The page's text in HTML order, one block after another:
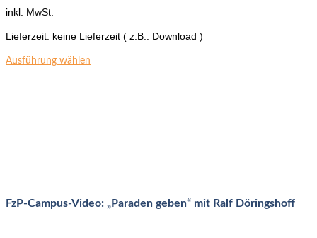
inkl. MwSt.
Lieferzeit: keine Lieferzeit ( z.B.: Download )
Ausführung wählen
der
FzP-Campus-Video: „Paraden geben“ mit Ralf Döringshoff